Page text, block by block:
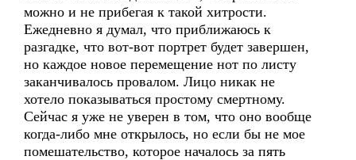
можно и не прибегая к такой хитрости.
Ежедневно я думал, что приближаюсь к
разгадке, что вот-вот портрет будет завершен,
но каждое новое перемещение нот по листу
заканчивалось провалом. Лицо никак не
хотело показываться простому смертному.
Сейчас я уже не уверен в том, что оно вообще
когда-либо мне открылось, но если бы не мое
помешательство, которое началось за пять